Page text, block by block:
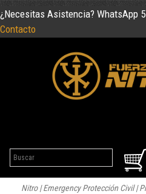
¿Necesitas Asistencia? WhatsApp
Contacto
Nitro|Emergency Protección Civil|